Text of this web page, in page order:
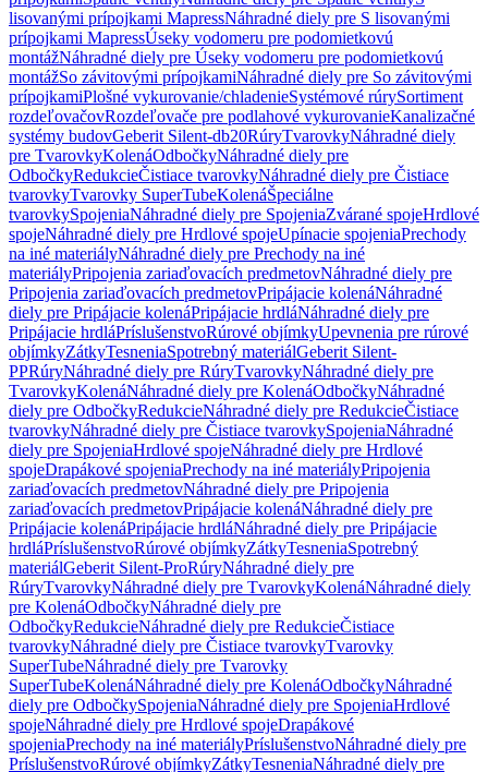
lisovanými prípojkami MapressNáhradné diely pre S lisovanými
prípojkami MapressÚseky vodomeru pre podomietkovú
montážNáhradné diely pre Úseky vodomeru pre podomietkovú
montážSo závitovými prípojkamiNáhradné diely pre So závitovými
prípojkamiPlošné vykurovanie/chladenieSystémové rúrySortiment
rozdeľovačovRozdeľovače pre podlahové vykurovanieKanalizačné
systémy budovGeberit Silent-db20RúryTvarovkyNáhradné diely
pre TvarovkyKolenáOdbočkyNáhradné diely pre
OdbočkyRedukcieČistiace tvarovkyNáhradné diely pre Čistiace
tvarovkyTvarovky SuperTubeKolenáŠpeciálne
tvarovkySpojeniaNáhradné diely pre SpojeniaZvárané spojeHrdlové
spojeNáhradné diely pre Hrdlové spojeUpínacie spojeniaPrechody
na iné materiályNáhradné diely pre Prechody na iné
materiályPripojenia zariaďovacích predmetovNáhradné diely pre
Pripojenia zariaďovacích predmetovPripájacie kolenáNáhradné
diely pre Pripájacie kolenáPripájacie hrdláNáhradné diely pre
Pripájacie hrdláPríslušenstvoRúrové objímkyUpevnenia pre rúrové
objímkyZátkyTesneniaSpotrebný materiálGeberit Silent-
PPRúryNáhradné diely pre RúryTvarovkyNáhradné diely pre
TvarovkyKolenáNáhradné diely pre KolenáOdbočkyNáhradné
diely pre OdbočkyRedukcieNáhradné diely pre RedukcieČistiace
tvarovkyNáhradné diely pre Čistiace tvarovkySpojeniaNáhradné
diely pre SpojeniaHrdlové spojeNáhradné diely pre Hrdlové
spojeDrapákové spojeniaPrechody na iné materiályPripojenia
zariaďovacích predmetovNáhradné diely pre Pripojenia
zariaďovacích predmetovPripájacie kolenáNáhradné diely pre
Pripájacie kolenáPripájacie hrdláNáhradné diely pre Pripájacie
hrdláPríslušenstvoRúrové objímkyZátkyTesneniaSpotrebný
materiálGeberit Silent-ProRúryNáhradné diely pre
RúryTvarovkyNáhradné diely pre TvarovkyKolenáNáhradné diely
pre KolenáOdbočkyNáhradné diely pre
OdbočkyRedukcieNáhradné diely pre RedukcieČistiace
tvarovkyNáhradné diely pre Čistiace tvarovkyTvarovky
SuperTubeNáhradné diely pre Tvarovky
SuperTubeKolenáNáhradné diely pre KolenáOdbočkyNáhradné
diely pre OdbočkySpojeniaNáhradné diely pre SpojeniaHrdlové
spojeNáhradné diely pre Hrdlové spojeDrapákové
spojeniaPrechody na iné materiályPríslušenstvoNáhradné diely pre
PríslušenstvoRúrové objímkyZátkyTesneniaNáhradné diely pre